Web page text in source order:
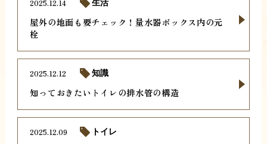
屋外の地面も要チェック！量水器ボックス内の元
栓
2025.12.14 生活
知っておきたいトイレの排水管の構造
2025.12.12 知識
2025.12.09 トイレ